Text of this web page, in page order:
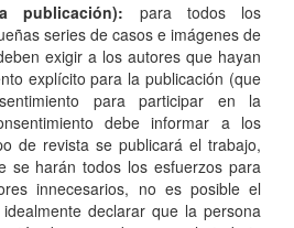
publicación): para todos los
series de casos e imágenes de
exigir a los autores que hayan
explícito para la publicación (que
para participar en la
debe informar a los
de revista se publicará el trabajo,
se harán todos los esfuerzos para
innecesarios, no es posible el
declarar que la persona